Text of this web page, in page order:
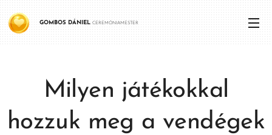
GOMBOS DÁNIEL CEREMÓNIAMESTER
Milyen játékokkal
hozzuk meg a vendégek